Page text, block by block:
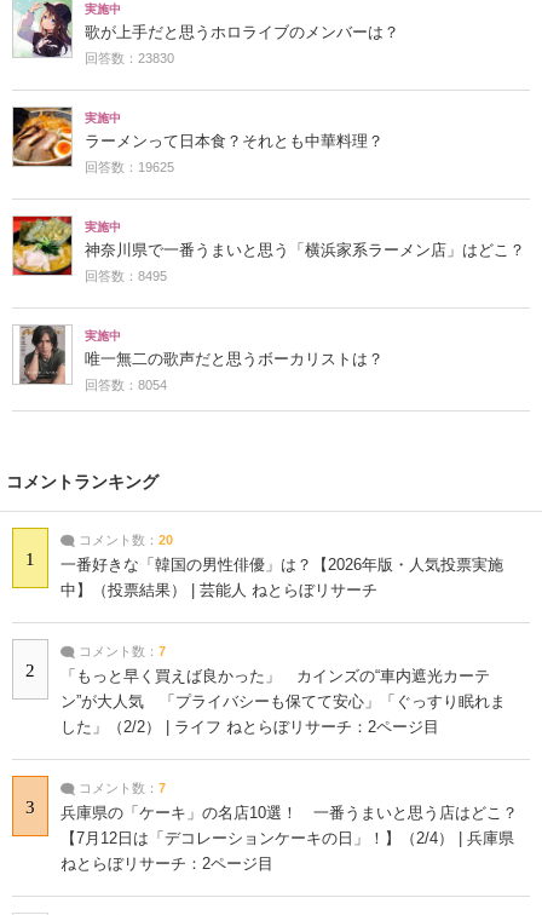
実施中
歌が上手だと思うホロライブのメンバーは？
回答数：23830
実施中
ラーメンって日本食？それとも中華料理？
回答数：19625
実施中
神奈川県で一番うまいと思う「横浜家系ラーメン店」はどこ？
回答数：8495
実施中
唯一無二の歌声だと思うボーカリストは？
回答数：8054
コメントランキング
1
コメント数： 20
一番好きな「韓国の男性俳優」は？【2026年版・人気投票実施
中】（投票結果） | 芸能人 ねとらぼリサーチ
2
コメント数： 7
「もっと早く買えば良かった」 カインズの“車内遮光カーテ
ン”が大人気 「プライバシーも保てて安心」「ぐっすり眠れま
した」（2/2） | ライフ ねとらぼリサーチ：2ページ目
3
コメント数： 7
兵庫県の「ケーキ」の名店10選！ 一番うまいと思う店はどこ？
【7月12日は「デコレーションケーキの日」！】（2/4） | 兵庫県
ねとらぼリサーチ：2ページ目